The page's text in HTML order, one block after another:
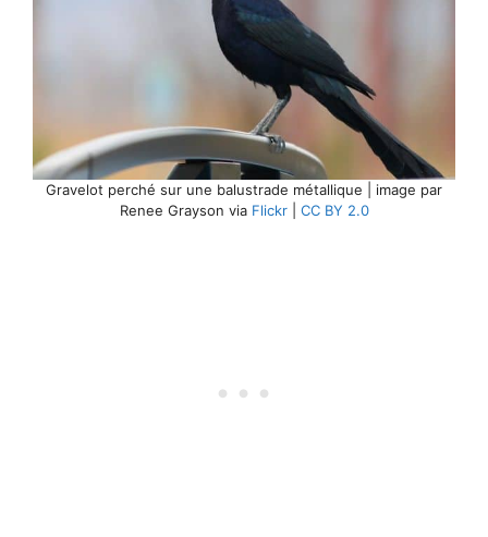
Gravelot perché sur une balustrade métallique | image par
Renee Grayson via Flickr| CC BY 2.0